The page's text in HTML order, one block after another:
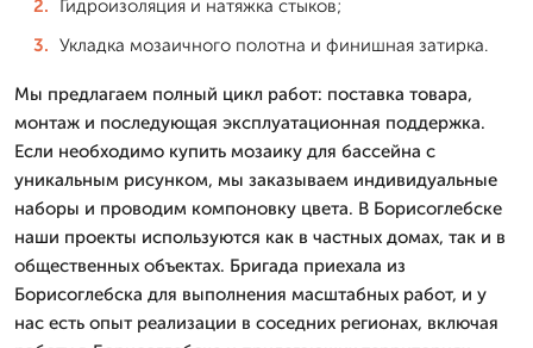
Гидроизоляция и натяжка стыков;
Укладка мозаичного полотна и финишная затирка.
Мы предлагаем полный цикл работ: поставка товара,
монтаж и последующая эксплуатационная поддержка.
Если необходимо купить мозаику для бассейна с
уникальным рисунком, мы заказываем индивидуальные
наборы и проводим компоновку цвета. В Борисоглебске
наши проекты используются как в частных домах, так и в
общественных объектах. Бригада приехала из
Борисоглебска для выполнения масштабных работ, и у
нас есть опыт реализации в соседних регионах, включая